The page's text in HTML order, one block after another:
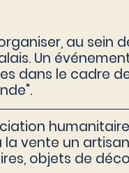
au sein
Un
dans le cadre
vente un
objets de